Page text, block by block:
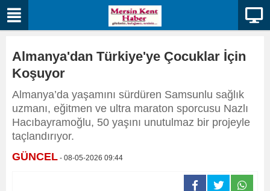
Almanya'dan Türkiye'ye Çocuklar İçin
Koşuyor
Almanya’da yaşamını sürdüren Samsunlu sağlık
uzmanı, eğitmen ve ultra maraton sporcusu Nazlı
Hacıbayramoğlu, 50 yaşını unutulmaz bir projeyle
taçlandırıyor.
GÜNCEL - 08-05-2026 09:44